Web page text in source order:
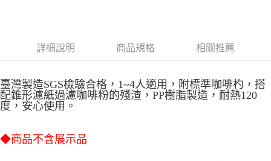
【關於「AFTEE先享後付」】
AFTEE先享後付是「在收到商品之後才付款」的支付方式。 讓您購物簡單
２．便利：只要手機號碼，簡訊認證，即可結帳。
３．安心：先確認商品／服務後，再付款。
結帳頁面，進行簡訊認證並確認金額後，即可完成結帳。
ATM付款
運送方式
每筆NT$60，滿NT$490(含以上)免運費
詳細說明 商品規格 相關推薦
臺灣製造SGS檢驗合格，1~4人適用，附標準咖啡杓，搭
配錐形濾紙過濾咖啡粉的殘渣，PP樹脂製造，耐熱120
度，安心使用。
◆商品不含展示品